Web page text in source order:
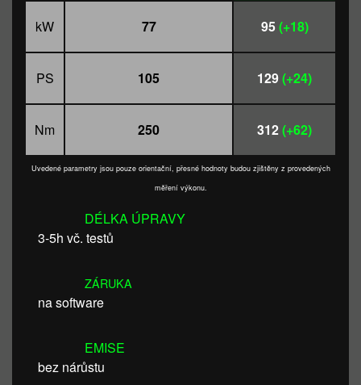
kW 77 95(+18)
PS 105 129(+24)
Nm 250 312(+62)
Uvedené parametry jsou pouze orientační, přesné hodnoty budou zjištěny z provedených
měření výkonu.
DÉLKA ÚPRAVY
3-5h vč. testů
ZÁRUKA
na software
EMISE
bez nárůstu